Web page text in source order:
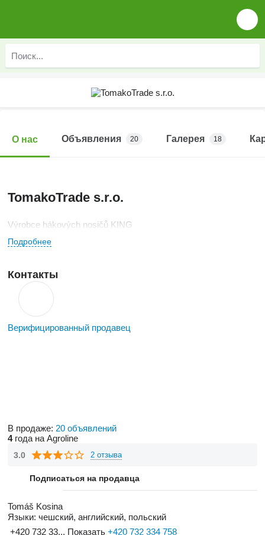
О нас Объявления 20 Галерея 18
TomakoTrade s.r.o.
Výrobce hákových nosičů KING
Подробнее
Контакты
Верифицированный продавец
В продаже: 20 объявлений
4года на Agroline
3.0 2 отзыва
Подписаться на продавца
Tomáš Kosina
Языки: чешский, английский, польский
+420 732 33... Показать +420 732 334 758